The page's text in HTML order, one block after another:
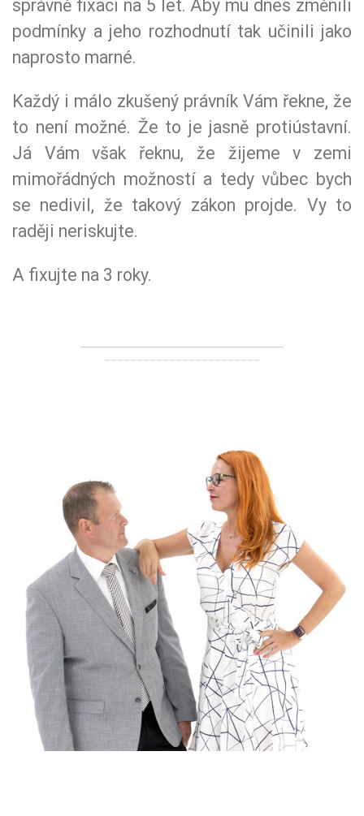
správně fixaci na 5 let. Aby mu dnes změnili
podmínky a jeho rozhodnutí tak učinili jako
naprosto marné.
Každý i málo zkušený právník Vám řekne, že
to není možné. Že to je jasně protiústavní.
Já Vám však řeknu, že žijeme v zemi
mimořádných možností a tedy vůbec bych
se nedivil, že takový zákon projde. Vy to
raději neriskujte.
A fixujte na 3 roky.